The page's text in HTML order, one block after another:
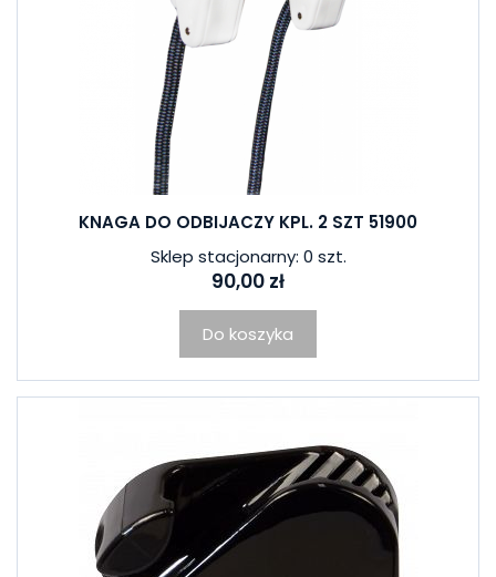
KNAGA DO ODBIJACZY KPL. 2 SZT 51900
Sklep stacjonarny: 0 szt.
90,00 zł
Do koszyka